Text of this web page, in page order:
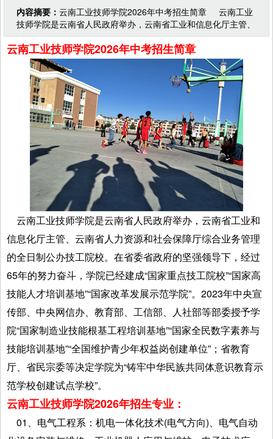
内容摘要： 云南工业技师学院2026年中考招生简章 云南工业
技师学院是云南省人民政府举办，云南省工业和信息化厅主管、
云南省人力资源和社会保障厅综合业务管理的全日制公
云南工业技师学院2026年中考招生简章
云南工业技师学院是云南省人民政府举办，云南省工业和
信息化厅主管、云南省人力资源和社会保障厅综合业务管理
的全日制公办技工院校。在省委省政府的坚强领导下，经过
65年的努力奋斗，学院已经建成“国家重点技工院校”“国家高
技能人才培训基地”“国家改革发展示范学院”。2023年中央宣
传部、中央网信办、教育部、工信部、人社部等部委授予学
院“国家制造业技能根基工程培训基地”“国家全民数字素养与
技能培训基地”“全国维护青少年权益岗创建单位”；省教育
厅、省民宗委等决定学院为“铸牢中华民族共同体意识教育示
范学校创建试点学校”。
云南工业技师学院2026年招生专业：
01、电气工程系：机电一体化技术(电气方向)、电气自动